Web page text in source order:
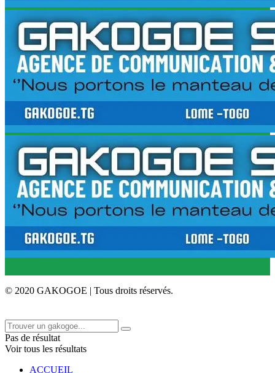
© 2020 GAKOGOE | Tous droits réservés.
Pas de résultat
Voir tous les résultats
ACCUEIL